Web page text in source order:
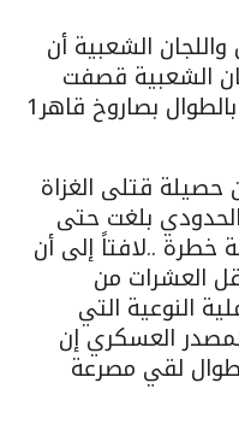
الشعبية أن
الشعبية قصفت
تجمع لقوات الغزو ومرتزقتهم بالطوال بصاروخ قاهر1
حصيلة قتلى الغزاة
بلغت حتى
100 جريح بحالة خطرة ..لافتاً إلى أن
العشرات من
النوعية التي
العسكري إن
لقي مصرعة